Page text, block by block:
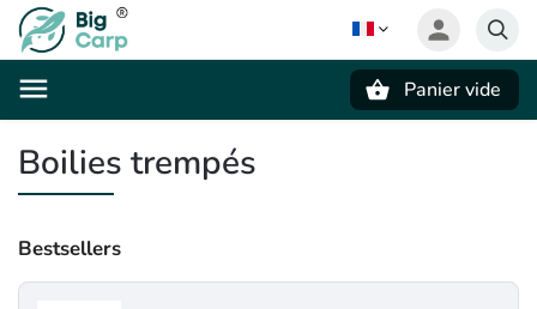
Panier vide
Boilies trempés
Bestsellers